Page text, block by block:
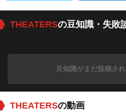
THEATERSの豆知識・失敗
豆知識がまだ投稿され
THEATERSの動画